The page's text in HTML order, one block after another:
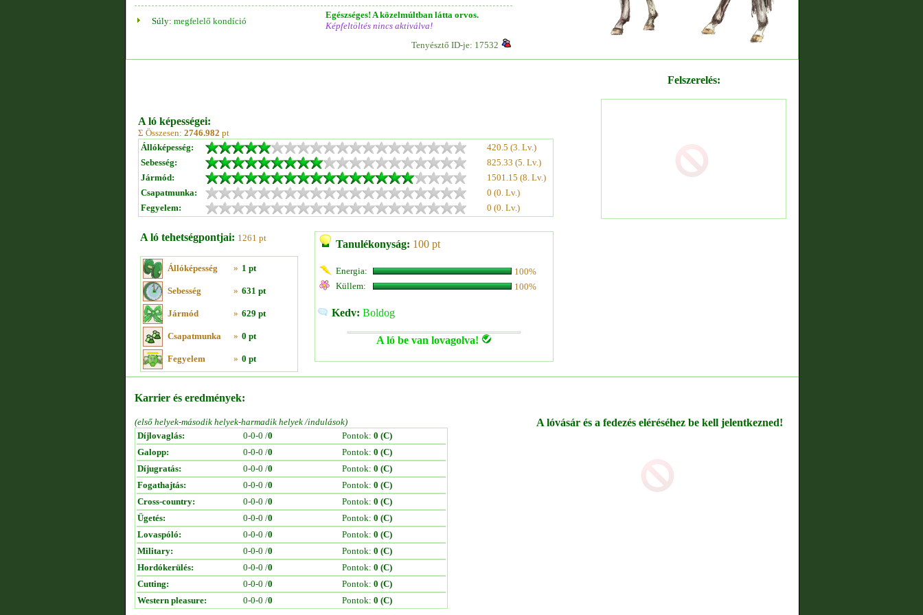
Súly: megfelelő kondíció
Egészséges! A közelmúltban látta orvos.
Képfeltöltés nincs aktiválva!
Tenyésztő ID-je: 17532
A ló képességei:
Σ Összesen: 2746.982 pt
Állóképesség:
420.5 (3. Lv.)
Sebesség:
825.33 (5. Lv.)
Jármód:
1501.15 (8. Lv.)
Csapatmunka:
0 (0. Lv.)
Fegyelem:
0 (0. Lv.)
A ló tehetségpontjai: 1261 pt
Állóképesség » 1 pt
Sebesség » 631 pt
Jármód » 629 pt
Csapatmunka » 0 pt
Fegyelem » 0 pt
Tanulékonyság: 100 pt
Energia:
100%
Küllem:
100%
Kedv: Boldog
A ló be van lovagolva!
Felszerelés:
Karrier és eredmények:
(első helyek-második helyek-harmadik helyek /indulások)
Díjlovaglás:
0-0-0 /0 Pontok: 0 (C)
Galopp:
0-0-0 /0 Pontok: 0 (C)
Díjugratás:
0-0-0 /0 Pontok: 0 (C)
Fogathajtás:
0-0-0 /0 Pontok: 0 (C)
Cross-country:
0-0-0 /0 Pontok: 0 (C)
Ügetés:
0-0-0 /0 Pontok: 0 (C)
Lovaspóló:
0-0-0 /0 Pontok: 0 (C)
Military:
0-0-0 /0 Pontok: 0 (C)
Hordókerülés:
0-0-0 /0 Pontok: 0 (C)
Cutting:
0-0-0 /0 Pontok: 0 (C)
Western pleasure:
0-0-0 /0 Pontok: 0 (C)
A lóvásár és a fedezés eléréséhez be kell jelentkezned!